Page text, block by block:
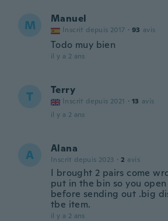
M Manuel
Inscrit depuis 2017 · 93 avis
Todo muy bien
il y a 2 ans
T Terry
Inscrit depuis 2021 · 13 avis
il y a 2 ans
A Alana
Inscrit depuis 2023 · 2 avis
I brought 2 pairs come
put in the bin so you
before sending out .big
tbe item.
il y a 2 ans